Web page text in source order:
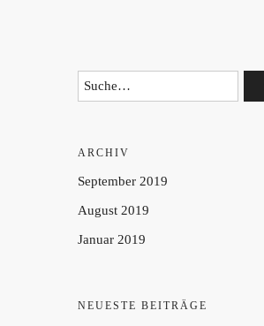
ARCHIV
September 2019
August 2019
Januar 2019
NEUESTE BEITRÄGE